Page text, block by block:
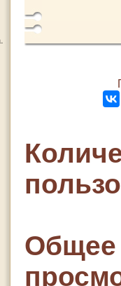
Общее